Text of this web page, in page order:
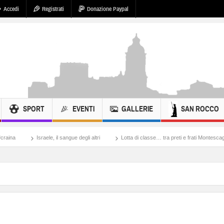
Accedi Registrati Donazione Paypal
SPORT EVENTI GALLERIE SAN ROCCO
degli altri Lotta di classe… tra preti e frati Montescaglioso Tonache,